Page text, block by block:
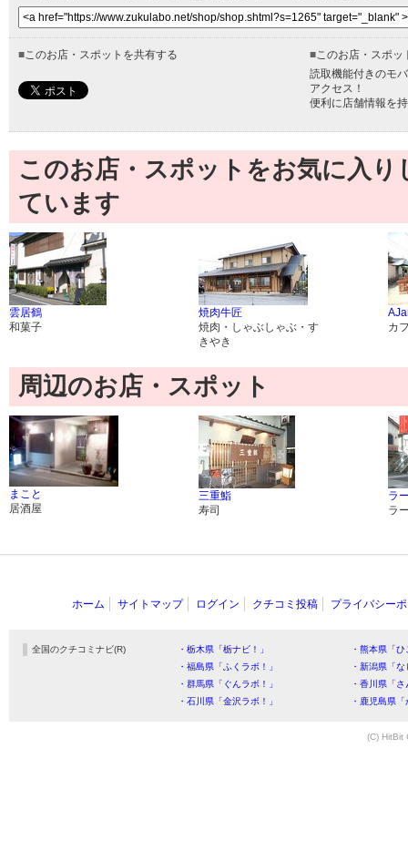
■このお店・スポットを共有する ■このお店・スポッ
読取機能付きのモ
アクセス！
便利に店舗情報を
このお店・スポットをお気に入
ています
雲居鶴
和菓子
焼肉牛匠
焼肉・しゃぶしゃぶ・す
きやき
カ
周辺のお店・スポット
まこと
居酒屋
三重鮨
寿司
ラ
ラ
ホーム サイトマップ ログイン クチコミ投稿 プライバシー
全国のクチコミナビ(R) ・栃木県「栃ナビ！」
・熊本県「
・福島県「ふくラボ！」
・新潟県「
・群馬県「ぐんラボ！」
・香川県「
・石川県「金沢ラボ！」
・鹿児島県
(C) HitBit